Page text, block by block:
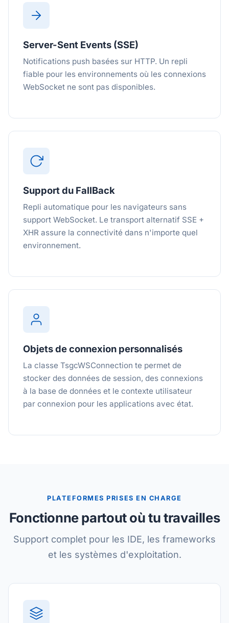
Server-Sent Events (SSE)
Notifications push basées sur HTTP. Un repli
fiable pour les environnements où les connexions
WebSocket ne sont pas disponibles.
Support du FallBack
Repli automatique pour les navigateurs sans
support WebSocket. Le transport alternatif SSE +
XHR assure la connectivité dans n'importe quel
environnement.
Objets de connexion personnalisés
La classe TsgcWSConnection te permet de
stocker des données de session, des connexions
à la base de données et le contexte utilisateur
par connexion pour les applications avec état.
PLATEFORMES PRISES EN CHARGE
Fonctionne partout où tu travailles
Support complet pour les IDE, les frameworks
et les systèmes d'exploitation.